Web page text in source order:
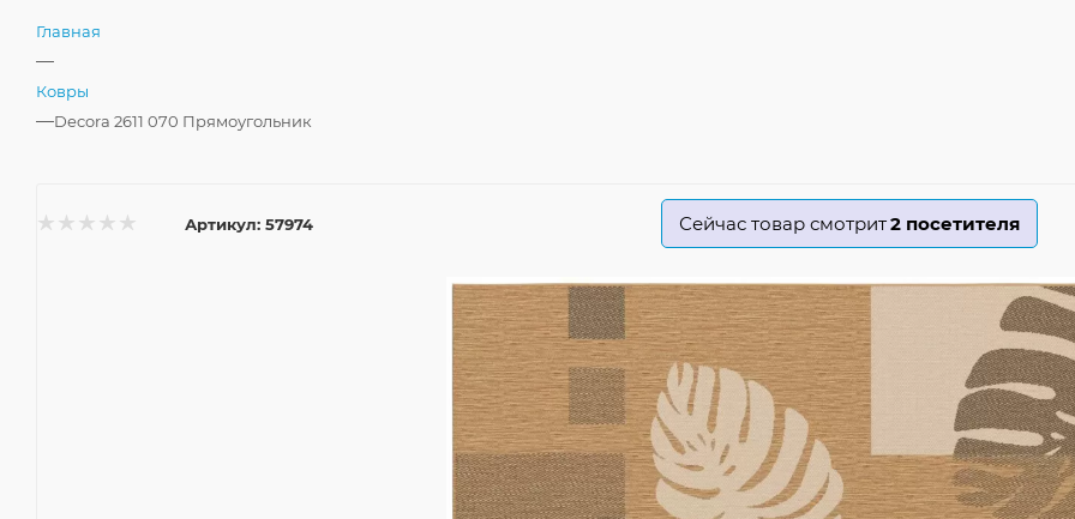
Главная
—
Ковры
—Decora 2611 070 Прямоугольник
Артикул: 57974 Сейчас товар смотрит2 посетителя